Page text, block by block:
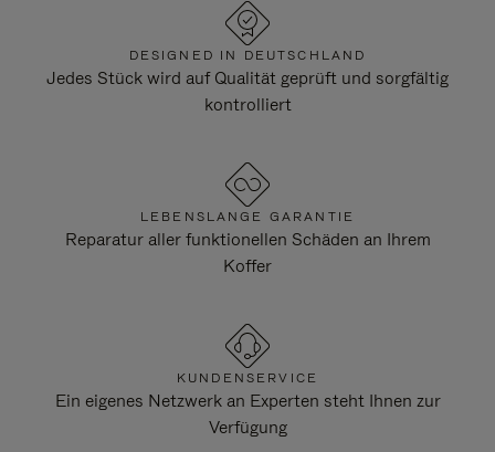
DESIGNED IN DEUTSCHLAND
Jedes Stück wird auf Qualität geprüft und sorgfältig
kontrolliert
LEBENSLANGE GARANTIE
Reparatur aller funktionellen Schäden an Ihrem
Koffer
KUNDENSERVICE
Ein eigenes Netzwerk an Experten steht Ihnen zur
Verfügung